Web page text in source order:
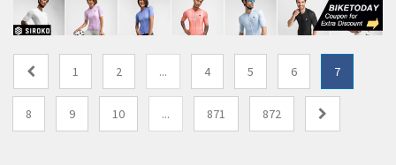
1 2 ... 4 5 6 7
8 9 10 ... 871 872